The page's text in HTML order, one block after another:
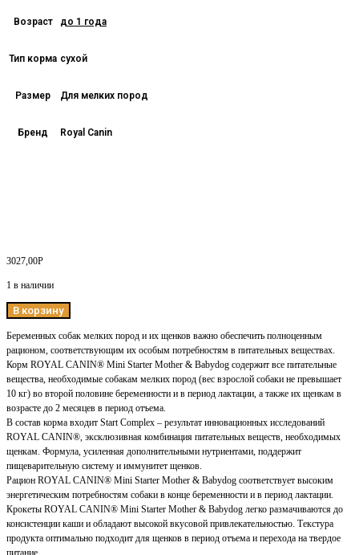
Возраст до 1 года
Тип корма сухой
Размер Для мелких пород
Бренд Royal Canin
3027,00Р
1 в наличии
В корзину
Беременных собак мелких пород и их щенков важно обеспечить полноценным
рационом, соответствующим их особым потребностям в питательных веществах.
Корм ROYAL CANIN® Mini Starter Mother & Babydog содержит все питательные
вещества, необходимые собакам мелких пород (вес взрослой собаки не превышает
10 кг) во второй половине беременности и в период лактации, а также их щенкам в
возрасте до 2 месяцев в период отъема.
В состав корма входит Start Complex – результат инновационных исследований
ROYAL CANIN®, эксклюзивная комбинация питательных веществ, необходимых
щенкам. Формула, усиленная дополнительными нутриентами, поддержит
пищеварительную систему и иммунитет щенков.
Рацион ROYAL CANIN® Mini Starter Mother & Babydog соответствует высоким
энергетическим потребностям собаки в конце беременности и в период лактации.
Крокеты ROYAL CANIN® Mini Starter Mother & Babydog легко размачиваются до
консистенции каши и обладают высокой вкусовой привлекательностью. Текстура
продукта оптимально подходит для щенков в период отъема и перехода на твердое
питание.